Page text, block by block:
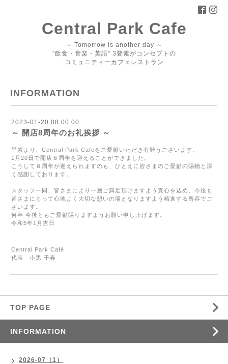
Central Park Cafe
～ Tomorrow is another day ～
"飲食・音楽・英語" 3要素がコンセプトの
コミュニティーカフェレストラン
INFORMATION
2023-01-20 08:00:00
～ 開店8周年のお礼挨拶 ～
平素より、 Central Park Cafeをご愛顧いただき有難うございます。
1 月 20 日で開店８周年を迎えることができました。
こうして８周年が迎えられますのも、ひとえに皆さまのご愛顧の賜物と深
く感謝しております。
スタッフ一同、皆さまにより一層ご満足頂けますよう真心を込め、今後も
皆さまにとって心地よく大切な憩いの場となりますよう精進する所存でご
ざいます。
何卒 今後ともご愛顧賜りますようお願い申し上げます。
令和5年1 月吉日
Central Park Café
代表 小黒 千春
TOP PAGE
INFORMATION
2026-07（1）